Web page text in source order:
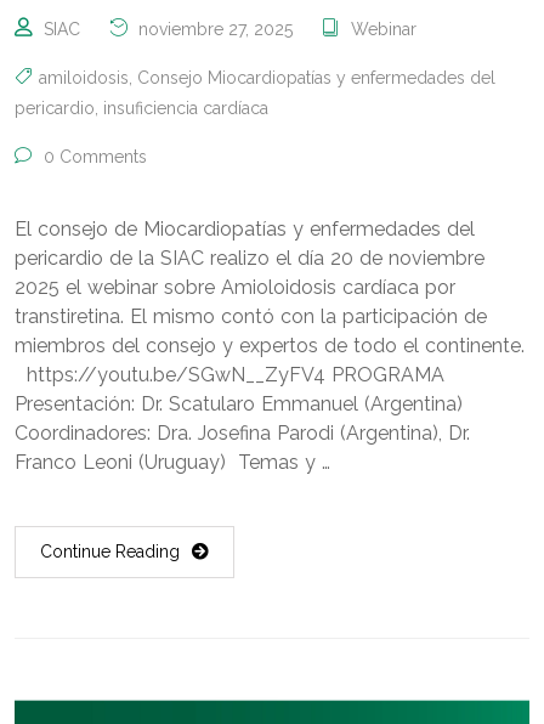
SIAC noviembre 27, 2025 Webinar
amiloidosis, Consejo Miocardiopatías y enfermedades del
pericardio, insuficiencia cardíaca
0 Comments
El consejo de Miocardiopatías y enfermedades del
pericardio de la SIAC realizo el día 20 de noviembre
2025 el webinar sobre Amioloidosis cardíaca por
transtiretina. El mismo contó con la participación de
miembros del consejo y expertos de todo el continente.
https://youtu.be/SGwN__ZyFV4 PROGRAMA
Presentación: Dr. Scatularo Emmanuel (Argentina)
Coordinadores: Dra. Josefina Parodi (Argentina), Dr.
Franco Leoni (Uruguay) Temas y …
Continue Reading